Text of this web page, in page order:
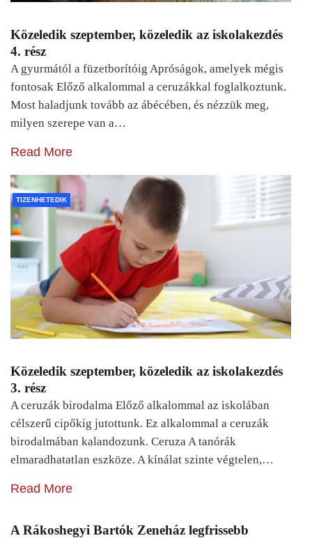
Közeledik szeptember, közeledik az iskolakezdés
4. rész
A gyurmától a füzetborítóig Apróságok, amelyek mégis
fontosak Előző alkalommal a ceruzákkal foglalkoztunk.
Most haladjunk tovább az ábécében, és nézzük meg,
milyen szerepe van a…
Read More
TIZENHETEDIK
Közeledik szeptember, közeledik az iskolakezdés
3. rész
A ceruzák birodalma Előző alkalommal az iskolában
célszerű cipőkig jutottunk. Ez alkalommal a ceruzák
birodalmában kalandozunk. Ceruza A tanórák
elmaradhatatlan eszköze. A kínálat szinte végtelen,…
Read More
A Rákoshegyi Bartók Zeneház legfrissebb